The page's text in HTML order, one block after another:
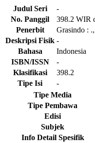
Judul Seri
-
No. Panggil
398.2 WIR
Penerbit
Grasindo : .,
Deskripsi Fisik -
Bahasa
Indonesia
ISBN/ISSN
-
Klasifikasi
398.2
Tipe Isi
-
Tipe Media
Tipe Pembawa
Edisi
Subjek
Info Detail Spesifik